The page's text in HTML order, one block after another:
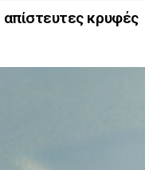
απίστευτες κρυφές